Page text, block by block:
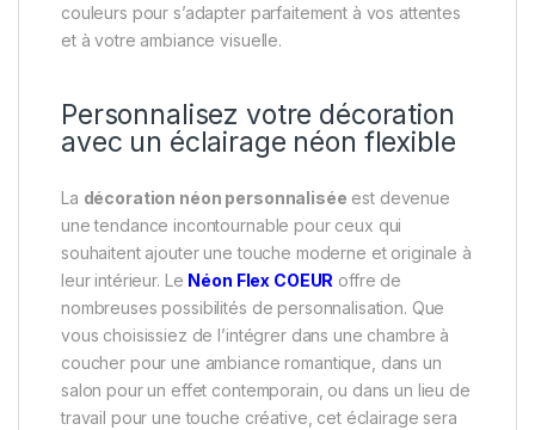
couleurs pour s’adapter parfaitement à vos attentes
et à votre ambiance visuelle.
Personnalisez votre décoration
avec un éclairage néon flexible
La décoration néon personnalisée est devenue
une tendance incontournable pour ceux qui
souhaitent ajouter une touche moderne et originale à
leur intérieur. Le Néon Flex COEUR offre de
nombreuses possibilités de personnalisation. Que
vous choisissiez de l’intégrer dans une chambre à
coucher pour une ambiance romantique, dans un
salon pour un effet contemporain, ou dans un lieu de
travail pour une touche créative, cet éclairage sera